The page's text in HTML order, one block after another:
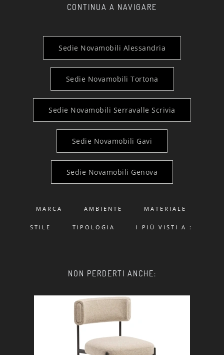
CONTINUA A NAVIGARE
Sedie Novamobili Alessandria
Sedie Novamobili Tortona
Sedie Novamobili Serravalle Scrivia
Sedie Novamobili Gavi
Sedie Novamobili Genova
MARCA AMBIENTE MATERIALE
STILE TIPOLOGIA I PIÙ VISTI A :
NON PERDERTI ANCHE: